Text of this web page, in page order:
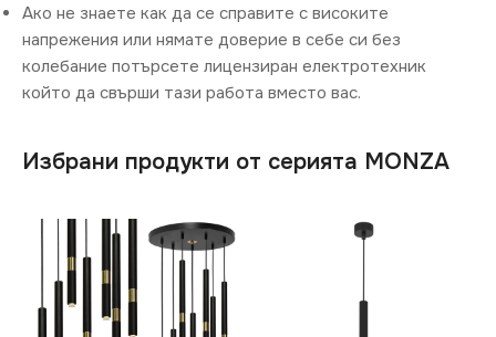
Ако не знаете как да се справите с високите
напрежения или нямате доверие в себе си без
колебание потърсете лицензиран електротехник
който да свърши тази работа вместо вас.
Избрани продукти от серията MONZA